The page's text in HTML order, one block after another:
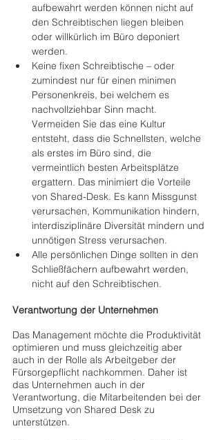
aufbewahrt werden können nicht auf
den Schreibtischen liegen bleiben
oder willkürlich im Büro deponiert
werden.
Keine fixen Schreibtische – oder
zumindest nur für einen minimen
Personenkreis, bei welchem es
nachvollziehbar Sinn macht.
Vermeiden Sie das eine Kultur
entsteht, dass die Schnellsten, welche
als erstes im Büro sind, die
vermeintlich besten Arbeitsplätze
ergattern. Das minimiert die Vorteile
von Shared-Desk. Es kann Missgunst
verursachen, Kommunikation hindern,
interdisziplinäre Diversität mindern und
unnötigen Stress verursachen.
Alle persönlichen Dinge sollten in den
Schließfächern aufbewahrt werden,
nicht auf den Schreibtischen.
Verantwortung der Unternehmen
Das Management möchte die Produktivität
optimieren und muss gleichzeitig aber
auch in der Rolle als Arbeitgeber der
Fürsorgepflicht nachkommen. Daher ist
das Unternehmen auch in der
Verantwortung, die Mitarbeitenden bei der
Umsetzung von Shared Desk zu
unterstützen.